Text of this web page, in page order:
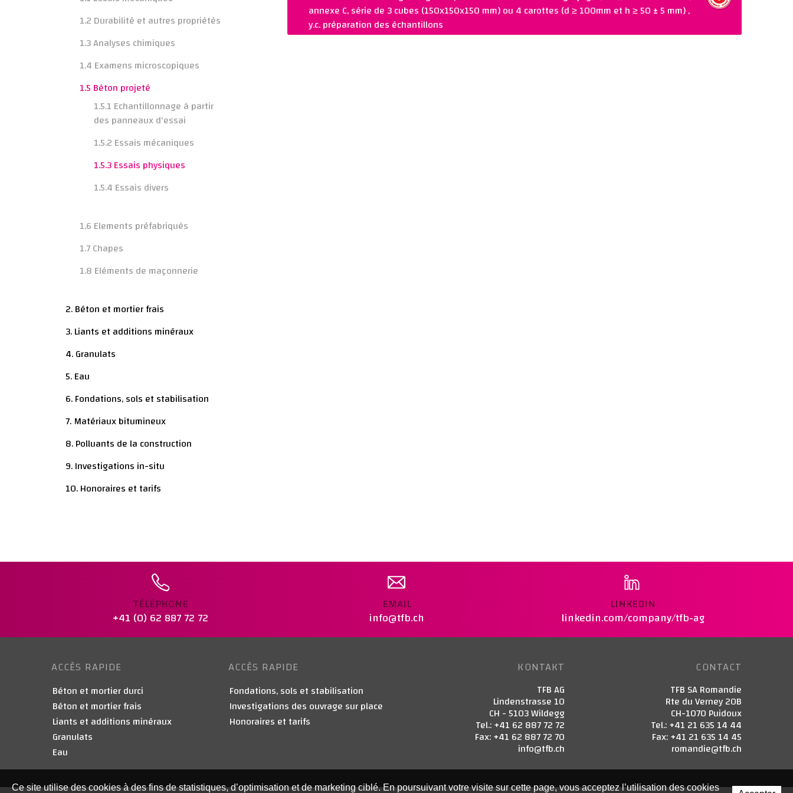
1.2 Durabilité et autres propriétés
1.3 Analyses chimiques
1.4 Examens microscopiques
1.5 Béton projeté
1.5.1 Echantillonnage à partir
des panneaux d'essai
1.5.2 Essais mécaniques
1.5.3 Essais physiques
1.5.4 Essais divers
1.6 Elements préfabriqués
1.7 Chapes
1.8 Eléments de maçonnerie
2. Béton et mortier frais
3. Liants et additions minéraux
4. Granulats
5. Eau
6. Fondations, sols et stabilisation
7. Matériaux bitumineux
8. Polluants de la construction
9. Investigations in-situ
10. Honoraires et tarifs
Ajouter au panier
annexe C, série de 3 cubes (150x150x150 mm) ou 4 carottes (d ≥ 100mm et h ≥ 50 ± 5 mm) ,
y.c. préparation des échantillons
TÉLÉPHONE
+41 (0) 62 887 72 72
EMAIL
info@tfb.ch
LINKEDIN
linkedin.com/company/tfb-ag
ACCÈS RAPIDE
Béton et mortier durci
Béton et mortier frais
Liants et additions minéraux
Granulats
Eau
ACCÈS RAPIDE
Fondations, sols et stabilisation
Investigations des ouvrage sur place
Honoraires et tarifs
KONTAKT
TFB AG
Lindenstrasse 10
CH - 5103 Wildegg
Tel.: +41 62 887 72 72
Fax: +41 62 887 72 70
info@tfb.ch
CONTACT
TFB SA Romandie
Rte du Verney 20B
CH-1070 Puidoux
Tel.: +41 21 635 14 44
Fax: +41 21 635 14 45
romandie@tfb.ch
Ce site utilise des cookies à des fins de statistiques, d’optimisation et de marketing ciblé. En poursuivant votre visite sur cette page, vous acceptez l’utilisation des cookies